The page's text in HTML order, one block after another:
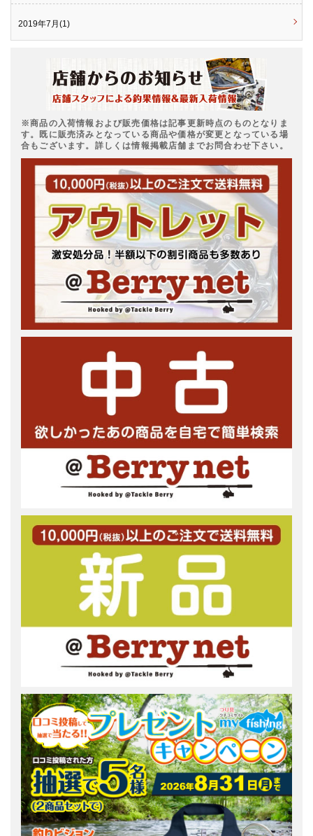
2019年7月(1)
※商品の入荷情報および販売価格は記事更新時点のものとなりま
す。既に販売済みとなっている商品や価格が変更となっている場
合もございます。詳しくは情報掲載店舗までお問合わせ下さい。